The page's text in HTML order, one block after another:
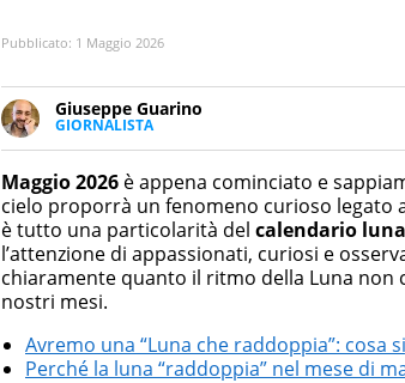
Pubblicato: 1 Maggio 2026
Giuseppe Guarino
GIORNALISTA
Ph(D) in Diritto Comparato e processi di
numerose testate ed è presidente
Maggio2026 è appena cominciato e
cielo proporrà un fenomeno curioso legato
è tutto una particolarità del calendario
l’attenzione di appassionati, curiosi e
chiaramente quanto il ritmo della Luna
nostri mesi.
Avremo una “Luna che raddoppia”: cosa
Perché la luna “raddoppia” nel mese di